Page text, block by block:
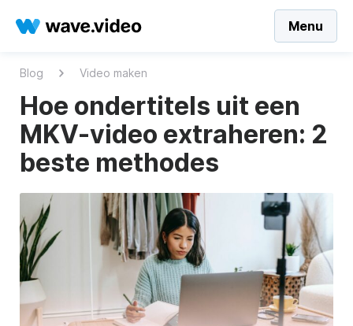
Menu
Blog Video maken
Hoe ondertitels uit een
MKV-video extraheren: 2
beste methodes